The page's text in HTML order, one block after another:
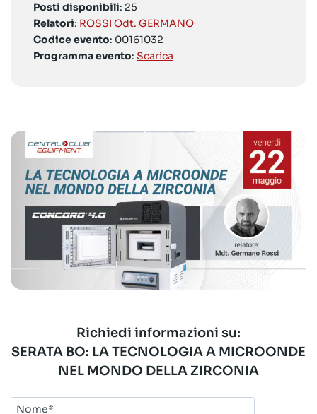
Posti disponibili: 25
Relatori: ROSSI Odt. GERMANO
Codice evento: 00161032
Programma evento: Scarica
Richiedi informazioni su:
SERATA BO: LA TECNOLOGIA A MICROONDE
NEL MONDO DELLA ZIRCONIA
Nome*